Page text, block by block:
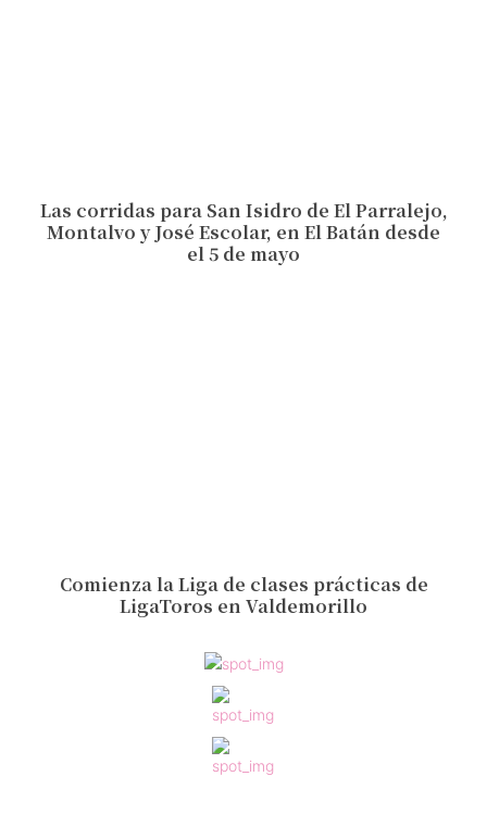
Las corridas para San Isidro de El Parralejo,
Montalvo y José Escolar, en El Batán desde
el 5 de mayo
Comienza la Liga de clases prácticas de
LigaToros en Valdemorillo